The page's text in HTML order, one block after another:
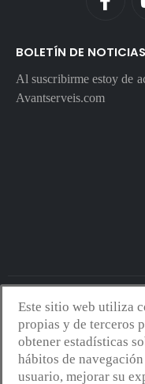
BOLETÍN DE NOTICIAS
Al suscribirme estoy de
Avantserveis.com
Avantserveis.com -Aviso
Política de cookies-
web:Mejorconweb
Este sitio web utiliza
propias y de terceros
obtener estadísticas
hábitos de
usuario, mejorar su